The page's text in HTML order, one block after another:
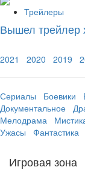
Трейлеры
Вышел трейлер
2021
2020 2019
Сериалы Боевики
Документальное
Мелодрама
Ужасы
Фантастика
Игровая зона